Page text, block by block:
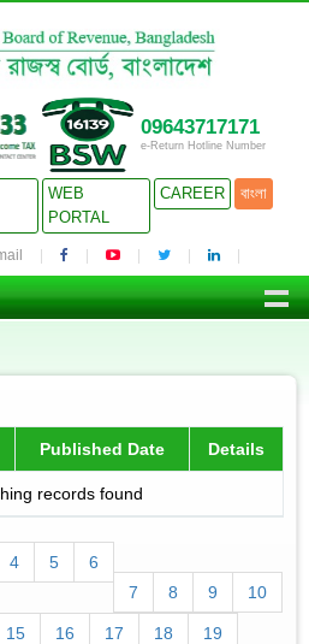
09643717171
e-Return Hotline Number
WEB
PORTAL
CAREER বাংলা
Published Date Details
records found
4 5
6
7
8 9 10
15 16 17 18 19